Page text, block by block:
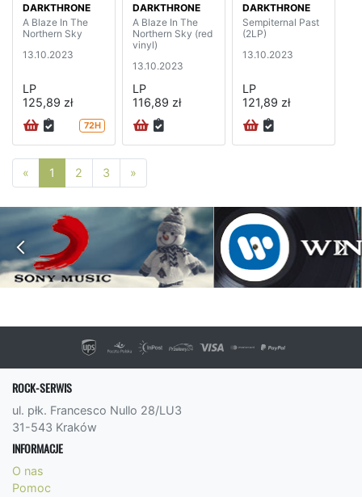
DARKTHRONE
A Blaze In The
Northern Sky
13.10.2023
LP
125,89 zł
72H
DARKTHRONE
A Blaze In The
Northern Sky (red
vinyl)
13.10.2023
LP
116,89 zł
DARKTHRONE
Sempiternal Past
(2LP)
13.10.2023
LP
121,89 zł
« Poprzednia strona
1 2 3 »
ROCK-SERWIS
ul. płk. Francesco Nullo 28/LU3
31-543 Kraków
INFORMACJE
O nas
Pomoc